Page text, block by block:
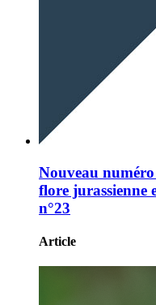
Nouveau numéro
flore jurassienne
n°23
Article